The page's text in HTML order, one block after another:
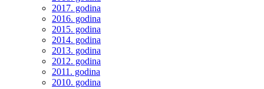
2017. godina
2016. godina
2015. godina
2014. godina
2013. godina
2012. godina
2011. godina
2010. godina